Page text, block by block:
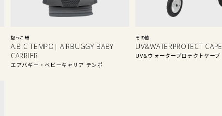
抱っこ紐
A.B.C TEMPO| AIRBUGGY BABY
CARRIER
エアバギー・ベビーキャリア テンポ
その他
UV&WATERPROTECT CAPE
UV&ウォータープロテクトケープ